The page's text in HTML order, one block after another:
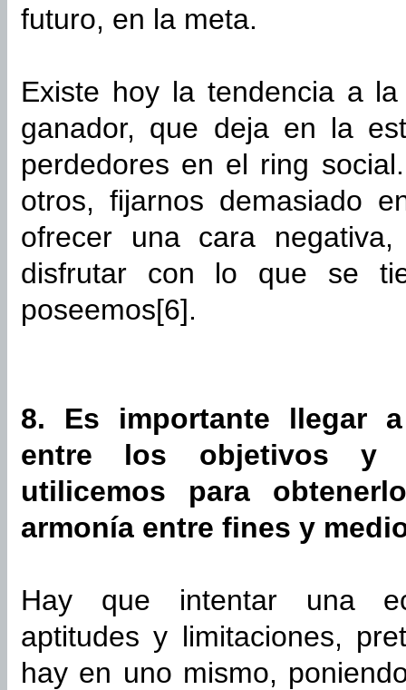
futuro, en la meta.
Existe hoy la tendencia a
ganador, que deja en la
perdedores en el ring
otros, fijarnos demasiado
ofrecer una cara
disfrutar con lo que se
poseemos[6].
8. Es importante llegar
entre los objetivos y
utilicemos para
armonía entre fines y
Hay que intentar una
aptitudes y limitaciones,
hay en uno mismo,